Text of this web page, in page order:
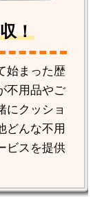
！
始まった歴
不用品やご
にクッショ
どんな不用
ビスを提供